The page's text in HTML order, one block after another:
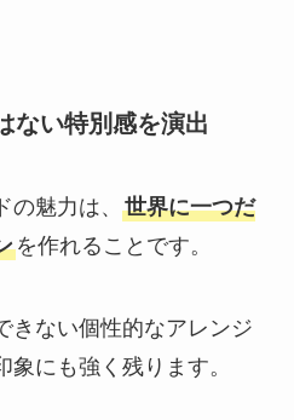
ない特別感を演出
魅力は、 世界に一つだ
を作れることです。
きない個性的なアレンジ
にも強く残ります。